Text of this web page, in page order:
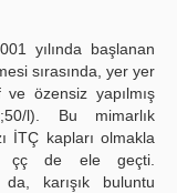
yılında başlanan
sırasında, yer yer
özensiz yapılmış
l). Bu mimarlık
İTÇ kapları olmakla
çç de ele geçti.
da, karışık buluntu